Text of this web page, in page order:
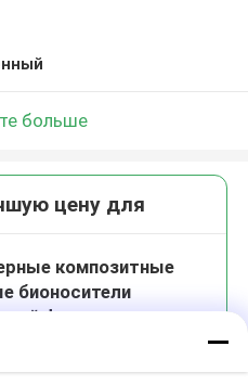
больше
цену для
композитные
бионосители
формы,
эффективность